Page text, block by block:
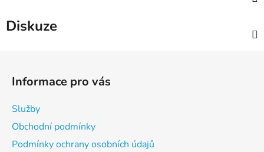
Diskuze
Informace pro vás
Služby
Obchodní podmínky
Podmínky ochrany osobních údajů